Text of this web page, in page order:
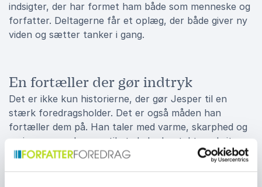
indsigter, der har formet ham både som menneske og
forfatter. Deltagerne får et oplæg, der både giver ny
viden og sætter tanker i gang.
En fortæller der gør indtryk
Det er ikke kun historierne, der gør Jesper til en
stærk foredragsholder. Det er også måden han
fortæller dem på. Han taler med varme, skarphed og
en imponerende evne til at skabe kontakt med sit
publikum. Hans foredrag bliver ofte efterfulgt af
vigtige samtaler om mod, sårbarhed, kreativitet og